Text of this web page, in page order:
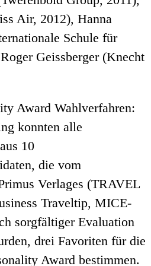
Air, 2012), Hanna
Schule für
Geissberger (Knecht
Award Wahlverfahren:
konnten alle
10
die vom
Verlages (TRAVEL
Traveltip, MICE-
sorgfältiger Evaluation
drei Favoriten für die
Award bestimmen.